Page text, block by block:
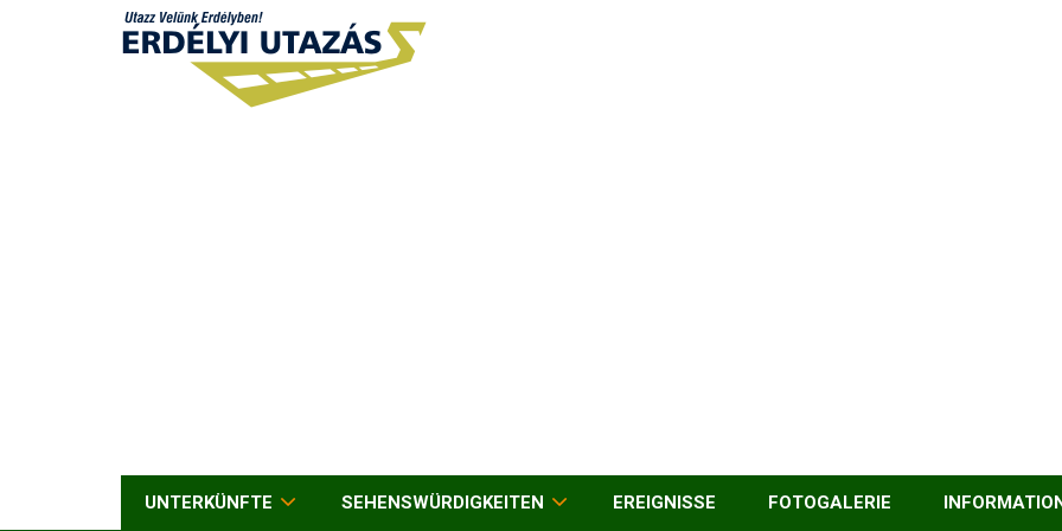
UNTERKÜNFTE SEHENSWÜRDIGKEITEN EREIGNISSE FOTOGALERIE